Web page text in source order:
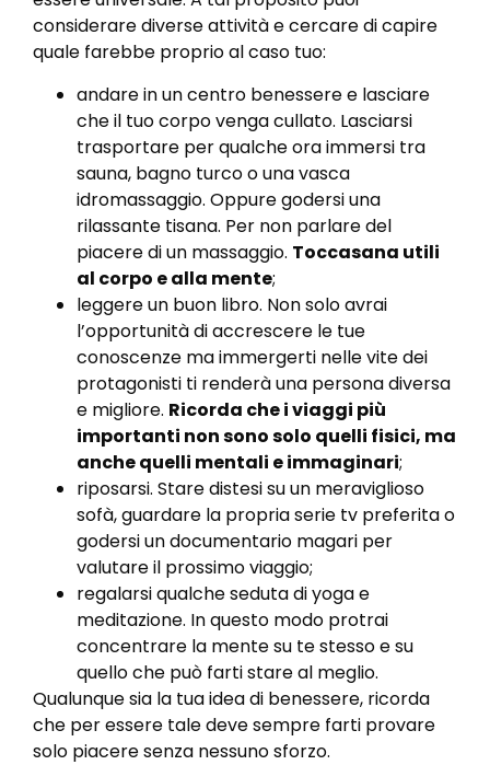
considerare diverse attività e cercare di capire
quale farebbe proprio al caso tuo:
andare in un centro benessere e lasciare
che il tuo corpo venga cullato. Lasciarsi
trasportare per qualche ora immersi tra
sauna, bagno turco o una vasca
idromassaggio. Oppure godersi una
rilassante tisana. Per non parlare del
piacere di un massaggio. Toccasana utili
al corpo e alla mente;
leggere un buon libro. Non solo avrai
l’opportunità di accrescere le tue
conoscenze ma immergerti nelle vite dei
protagonisti ti renderà una persona diversa
e migliore. Ricorda che i viaggi più
importanti non sono solo quelli fisici, ma
anche quelli mentali e immaginari;
riposarsi. Stare distesi su un meraviglioso
sofà, guardare la propria serie tv preferita o
godersi un documentario magari per
valutare il prossimo viaggio;
regalarsi qualche seduta di yoga e
meditazione. In questo modo protrai
concentrare la mente su te stesso e su
quello che può farti stare al meglio.
Qualunque sia la tua idea di benessere, ricorda
che per essere tale deve sempre farti provare
solo piacere senza nessuno sforzo.